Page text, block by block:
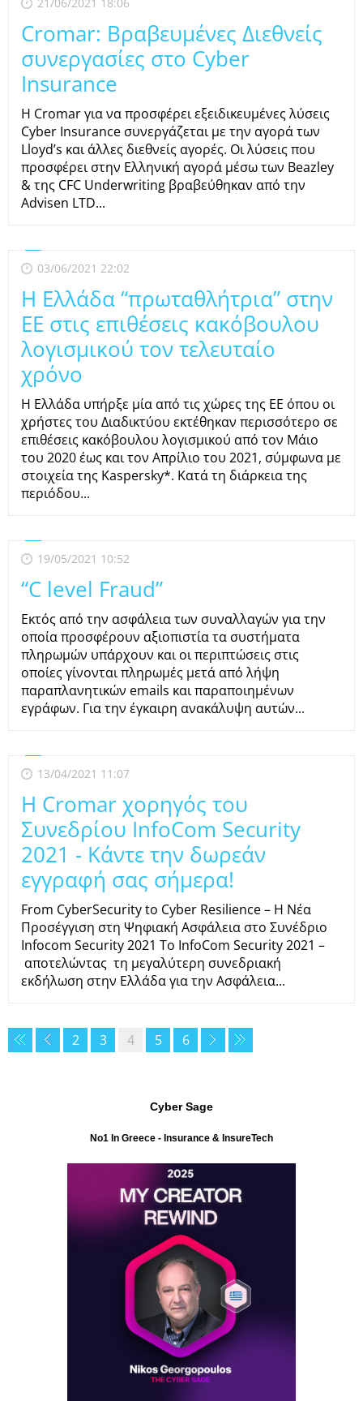
Cromar: Bραβευμένες Διεθνείς
συνεργασίες στο Cyber
Insurance
H Cromar για να προσφέρει εξειδικευμένες λύσεις
Cyber Insurance συνεργάζεται με την αγορά των
Lloyd’s και άλλες διεθνείς αγορές. Oι λύσεις που
προσφέρει στην Ελληνική αγορά μέσω των Beazley
& της CFC Underwriting βραβεύθηκαν από την
Advisen LTD...
03/06/2021 22:02
Η Ελλάδα “πρωταθλήτρια” στην
ΕΕ στις επιθέσεις κακόβουλου
λογισμικού τον τελευταίο
χρόνο
Η Ελλάδα υπήρξε μία από τις χώρες της ΕΕ όπου οι
χρήστες του Διαδικτύου εκτέθηκαν περισσότερο σε
επιθέσεις κακόβουλου λογισμικού από τον Μάιο
του 2020 έως και τον Απρίλιο του 2021, σύμφωνα με
στοιχεία της Kaspersky*. Κατά τη διάρκεια της
περιόδου...
19/05/2021 10:52
“C level Fraud”
Εκτός από την ασφάλεια των συναλλαγών για την
οποία προσφέρουν αξιοπιστία τα συστήματα
πληρωμών υπάρχουν και οι περιπτώσεις στις
οποίες γίνονται πληρωμές μετά από λήψη
παραπλανητικών emails και παραποιημένων
εγράφων. Για την έγκαιρη ανακάλυψη αυτών...
13/04/2021 11:07
Η Cromar χορηγός του
Συνεδρίου InfoCom Security
2021 - Κάντε την δωρεάν
εγγραφή σας σήμερα!
From CyberSecurity to Cyber Resilience – H Νέα
Προσέγγιση στη Ψηφιακή Ασφάλεια στο Συνέδριο
Infocom Security 2021 Το InfoCom Security 2021 –
αποτελώντας τη μεγαλύτερη συνεδριακή
εκδήλωση στην Ελλάδα για την Ασφάλεια...
2 3 4 5 6
Cyber Sage
No1 In Greece - Insurance & InsureTech